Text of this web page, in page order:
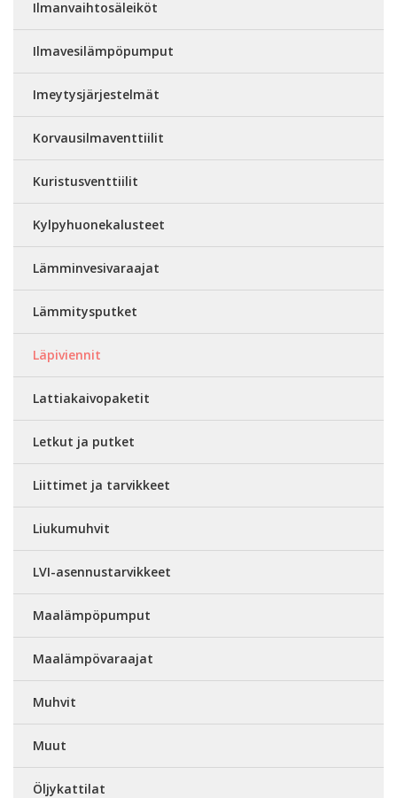
Ilmanvaihtosäleiköt
Ilmavesilämpöpumput
Imeytysjärjestelmät
Korvausilmaventtiilit
Kuristusventtiilit
Kylpyhuonekalusteet
Lämminvesivaraajat
Lämmitysputket
Läpiviennit
Lattiakaivopaketit
Letkut ja putket
Liittimet ja tarvikkeet
Liukumuhvit
LVI-asennustarvikkeet
Maalämpöpumput
Maalämpövaraajat
Muhvit
Muut
Öljykattilat